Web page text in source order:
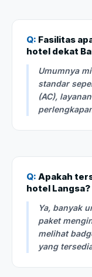
Q: Fasilitas
hotel dekat
Umumnya
standar
(AC),
Q: Apakah
hotel Langsa?
Ya, banyak
paket
melihat
yang